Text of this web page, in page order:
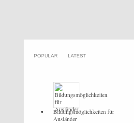
POPULAR LATEST
Bildungsmöglichkeiten für
Ausländer